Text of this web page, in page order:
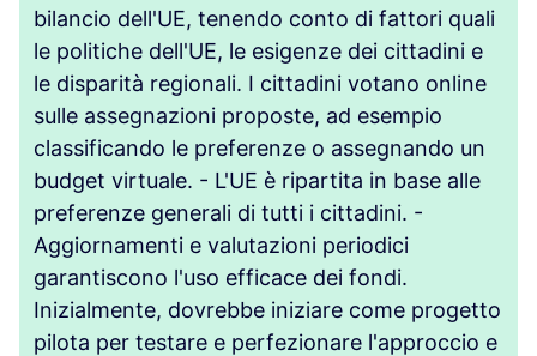
bilancio dell'UE, tenendo conto di fattori quali
le politiche dell'UE, le esigenze dei cittadini e
le disparità regionali. I cittadini votano online
sulle assegnazioni proposte, ad esempio
classificando le preferenze o assegnando un
budget virtuale. - L'UE è ripartita in base alle
preferenze generali di tutti i cittadini. -
Aggiornamenti e valutazioni periodici
garantiscono l'uso efficace dei fondi.
Inizialmente, dovrebbe iniziare come progetto
pilota per testare e perfezionare l'approccio e